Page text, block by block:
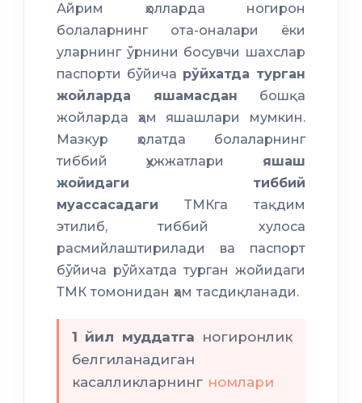
Айрим ҳолларда ногирон
болаларнинг ота-оналари ёки
уларнинг ўрнини босувчи шахслар
паспорти бўйича рўйхатда турган
жойларда яшамасдан бошқа
жойларда ҳам яшашлари мумкин.
Мазкур ҳолатда болаларнинг
тиббий ҳужжатлари яшаш
жойидаги тиббий
муассасадаги ТМКга тақдим
этилиб, тиббий хулоса
расмийлаштирилади ва паспорт
бўйича рўйхатда турган жойидаги
ТМК томонидан ҳам тасдиқланади.
1 йил муддатга ногиронлик
белгиланадиган
касалликларнинг номлари